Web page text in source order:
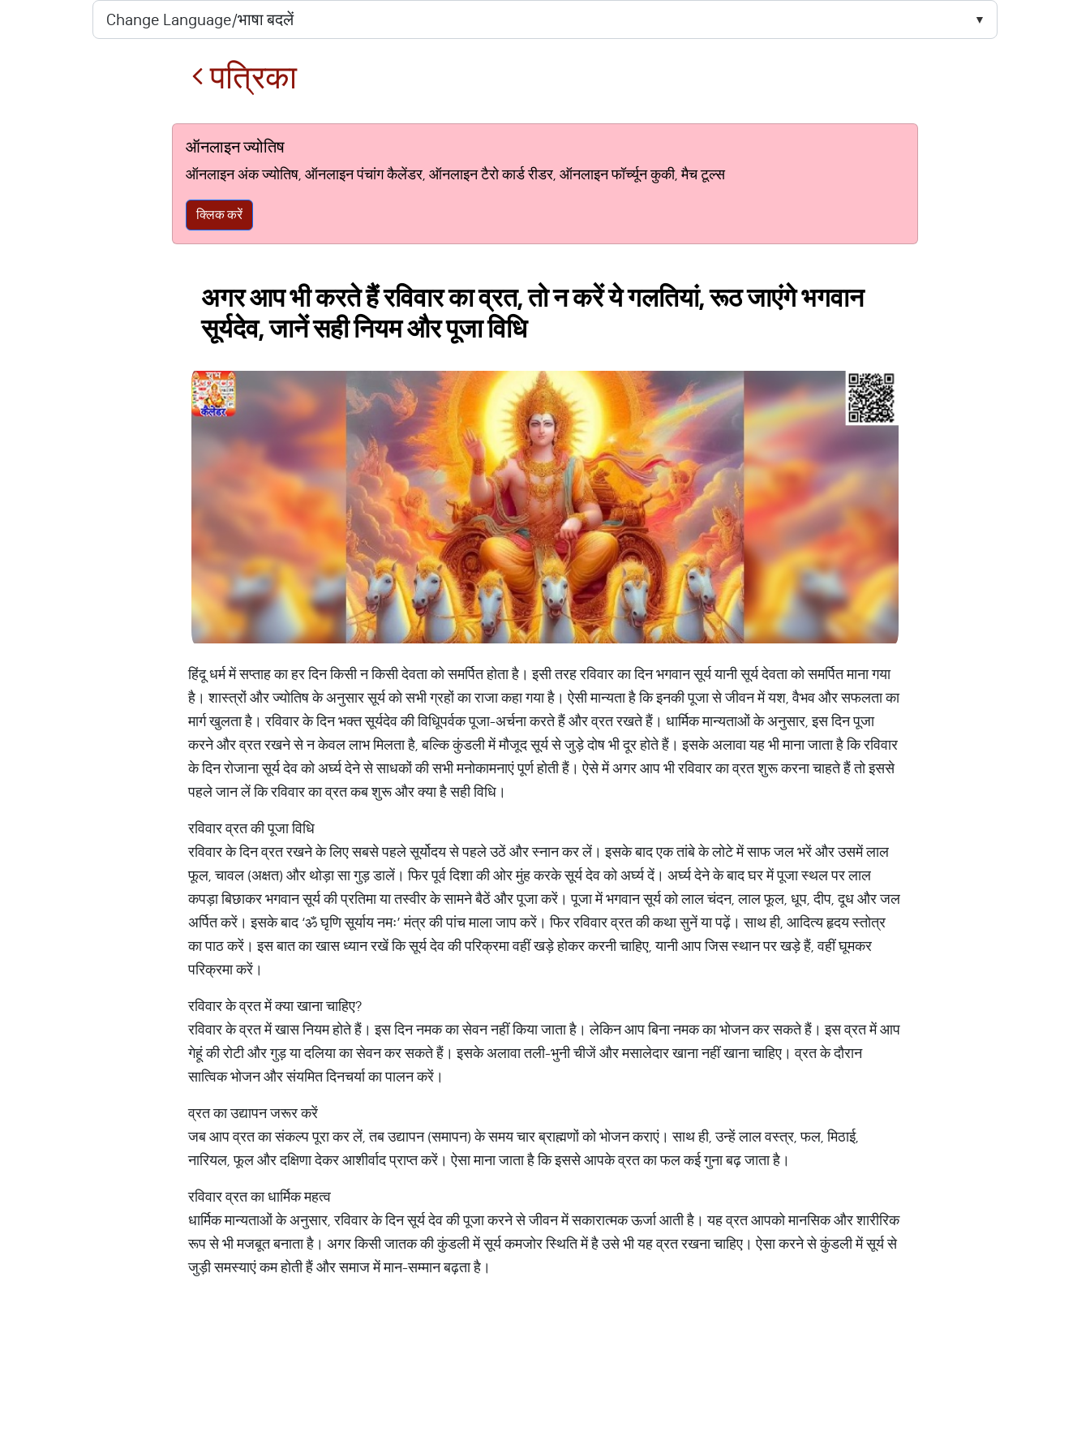
पत्रिका
ऑनलाइन ज्योतिष
ऑनलाइन अंक ज्योतिष, ऑनलाइन पंचांग कैलेंडर, ऑनलाइन टैरो कार्ड रीडर, ऑनलाइन फॉर्च्यून कुकी, मैच टूल्स
क्लिक करें
अगर आप भी करते हैं रविवार का व्रत, तो न करें ये गलतियां, रूठ जाएंगे भगवान
सूर्यदेव, जानें सही नियम और पूजा विधि
हिंदू धर्म में सप्ताह का हर दिन किसी न किसी देवता को समर्पित होता है। इसी तरह रविवार का दिन भगवान सूर्य यानी सूर्य देवता को समर्पित माना गया
है। शास्त्रों और ज्योतिष के अनुसार सूर्य को सभी ग्रहों का राजा कहा गया है। ऐसी मान्यता है कि इनकी पूजा से जीवन में यश, वैभव और सफलता का
मार्ग खुलता है। रविवार के दिन भक्त सूर्यदेव की विधिूपर्वक पूजा-अर्चना करते हैं और व्रत रखते हैं। धार्मिक मान्यताओं के अनुसार, इस दिन पूजा
करने और व्रत रखने से न केवल लाभ मिलता है, बल्कि कुंडली में मौजूद सूर्य से जुड़े दोष भी दूर होते हैं। इसके अलावा यह भी माना जाता है कि रविवार
के दिन रोजाना सूर्य देव को अर्घ्य देने से साधकों की सभी मनोकामनाएं पूर्ण होती हैं। ऐसे में अगर आप भी रविवार का व्रत शुरू करना चाहते हैं तो इससे
पहले जान लें कि रविवार का व्रत कब शुरू और क्या है सही विधि।
रविवार व्रत की पूजा विधि
रविवार के दिन व्रत रखने के लिए सबसे पहले सूर्योदय से पहले उठें और स्नान कर लें। इसके बाद एक तांबे के लोटे में साफ जल भरें और उसमें लाल
फूल, चावल (अक्षत) और थोड़ा सा गुड़ डालें। फिर पूर्व दिशा की ओर मुंह करके सूर्य देव को अर्घ्य दें। अर्घ्य देने के बाद घर में पूजा स्थल पर लाल
कपड़ा बिछाकर भगवान सूर्य की प्रतिमा या तस्वीर के सामने बैठें और पूजा करें। पूजा में भगवान सूर्य को लाल चंदन, लाल फूल, धूप, दीप, दूध और जल
अर्पित करें। इसके बाद ‘ॐ घृणि सूर्याय नमः’ मंत्र की पांच माला जाप करें। फिर रविवार व्रत की कथा सुनें या पढ़ें। साथ ही, आदित्य हृदय स्तोत्र
का पाठ करें। इस बात का खास ध्यान रखें कि सूर्य देव की परिक्रमा वहीं खड़े होकर करनी चाहिए, यानी आप जिस स्थान पर खड़े हैं, वहीं घूमकर
परिक्रमा करें।
रविवार के व्रत में क्या खाना चाहिए?
रविवार के व्रत में खास नियम होते हैं। इस दिन नमक का सेवन नहीं किया जाता है। लेकिन आप बिना नमक का भोजन कर सकते हैं। इस व्रत में आप
गेहूं की रोटी और गुड़ या दलिया का सेवन कर सकते हैं। इसके अलावा तली-भुनी चीजें और मसालेदार खाना नहीं खाना चाहिए। व्रत के दौरान
सात्विक भोजन और संयमित दिनचर्या का पालन करें।
व्रत का उद्यापन जरूर करें
जब आप व्रत का संकल्प पूरा कर लें, तब उद्यापन (समापन) के समय चार ब्राह्मणों को भोजन कराएं। साथ ही, उन्हें लाल वस्त्र, फल, मिठाई,
नारियल, फूल और दक्षिणा देकर आशीर्वाद प्राप्त करें। ऐसा माना जाता है कि इससे आपके व्रत का फल कई गुना बढ़ जाता है।
रविवार व्रत का धार्मिक महत्व
धार्मिक मान्यताओं के अनुसार, रविवार के दिन सूर्य देव की पूजा करने से जीवन में सकारात्मक ऊर्जा आती है। यह व्रत आपको मानसिक और शारीरिक
रूप से भी मजबूत बनाता है। अगर किसी जातक की कुंडली में सूर्य कमजोर स्थिति में है उसे भी यह व्रत रखना चाहिए। ऐसा करने से कुंडली में सूर्य से
जुड़ी समस्याएं कम होती हैं और समाज में मान-सम्मान बढ़ता है।